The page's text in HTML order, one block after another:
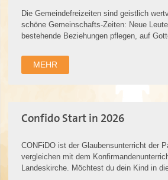
Die Gemeindefreizeiten sind geistlich
schöne Gemeinschafts-Zeiten: Neue
bestehende Beziehungen pflegen, auf
MEHR
Confido Start in 2026
CONFiDO ist der Glaubensunterricht der
vergleichen mit dem
Landeskirche. Möchtest du dein Kind in